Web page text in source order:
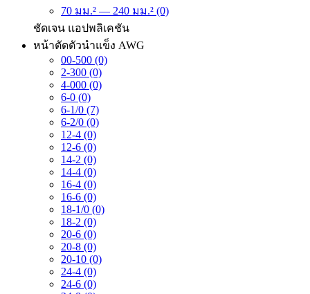
70 มม.² — 240 มม.² (0)
ชัดเจน แอปพลิเคชัน
หน้าตัดตัวนำแข็ง AWG
00-500 (0)
2-300 (0)
4-000 (0)
6-0 (0)
6-1/0 (7)
6-2/0 (0)
12-4 (0)
12-6 (0)
14-2 (0)
14-4 (0)
16-4 (0)
16-6 (0)
18-1/0 (0)
18-2 (0)
20-6 (0)
20-8 (0)
20-10 (0)
24-4 (0)
24-6 (0)